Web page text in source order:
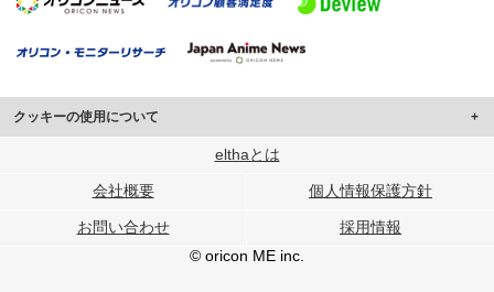
クッキーの使用について
このサイトでは Cookie を使用して、ユーザーに合わせたコンテンツや広告の
行っています。
メディアや広告配信、データ解析の各パートナーに提供しています。
各パートナーは、この情報とユーザーが各パートナーに提供した他の情報や、
ユーザーが各パートナーのサービスを使用したときに収集した他の情報を組み
elthaとは
会社概要 個人情報保護方針
お問い合わせ
採用情報
© oricon ME inc.